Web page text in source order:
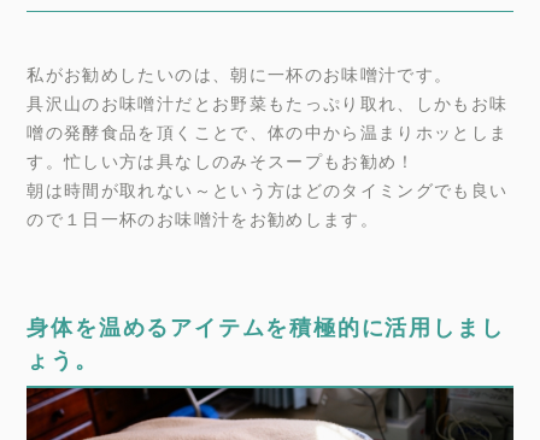
私がお勧めしたいのは、朝に一杯のお味噌汁です。
具沢山のお味噌汁だとお野菜もたっぷり取れ、しかもお味
噌の発酵食品を頂くことで、体の中から温まりホッとしま
す。忙しい方は具なしのみそスープもお勧め！
朝は時間が取れない～という方はどのタイミングでも良い
ので１日一杯のお味噌汁をお勧めします。
身体を温めるアイテムを積極的に活用しまし
ょう。